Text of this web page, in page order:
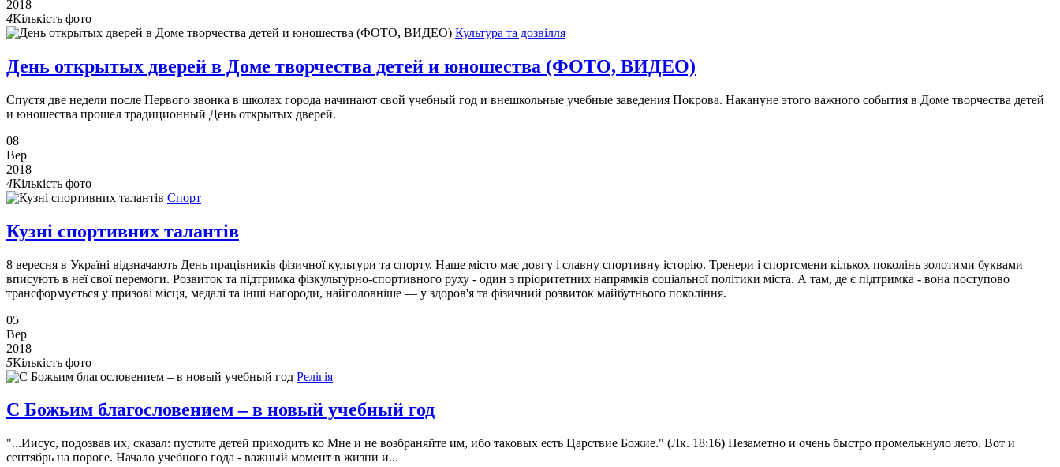
2018
4Кількість фото
Культура та дозвілля
День открытых дверей в Доме творчества детей и юношества (ФОТО, ВИДЕО)
Спустя две недели после Первого звонка в школах города начинают свой учебный год и внешкольные учебные заведения Покрова. Накануне этого важного события в Доме творчества детей
и юношества прошел традиционный День открытых дверей.
08
Вер
2018
4Кількість фото
Спорт
Кузні спортивних талантів
8 вересня в Україні відзначають День працівників фізичної культури та спорту. Наше місто має довгу і славну спортивну історію. Тренери і спортсмени кількох поколінь золотими буквами
вписують в неї свої перемоги. Розвиток та підтримка фізкультурно-спортивного руху - один з пріоритетних напрямків соціальної політики міста. А там, де є підтримка - вона поступово
трансформується у призові місця, медалі та інші нагороди, найголовніше — у здоров'я та фізичний розвиток майбутнього покоління.
05
Вер
2018
5Кількість фото
Релігія
С Божьим благословением – в новый учебный год
"...Иисус, подозвав их, сказал: пустите детей приходить ко Мне и не возбраняйте им, ибо таковых есть Царствие Божие." (Лк. 18:16) Незаметно и очень быстро промелькнуло лето. Вот и
сентябрь на пороге. Начало учебного года - важный момент в жизни и...